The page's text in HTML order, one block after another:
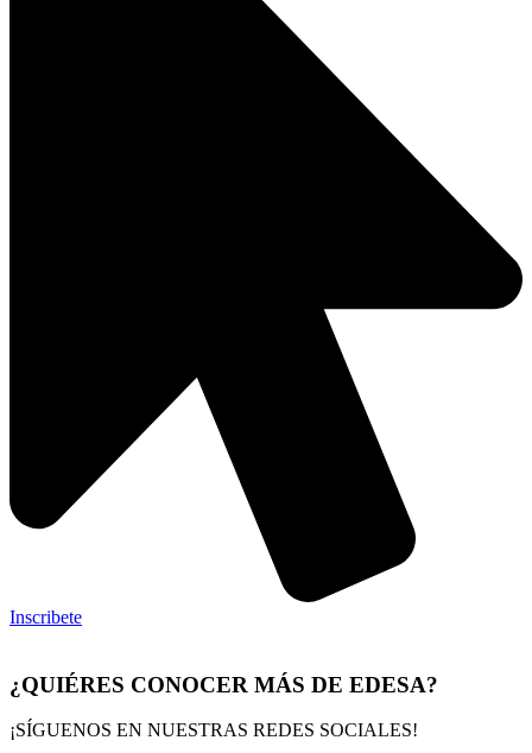
Inscribete
¿QUIÉRES CONOCER MÁS DE EDESA?
¡SÍGUENOS EN NUESTRAS REDES SOCIALES!